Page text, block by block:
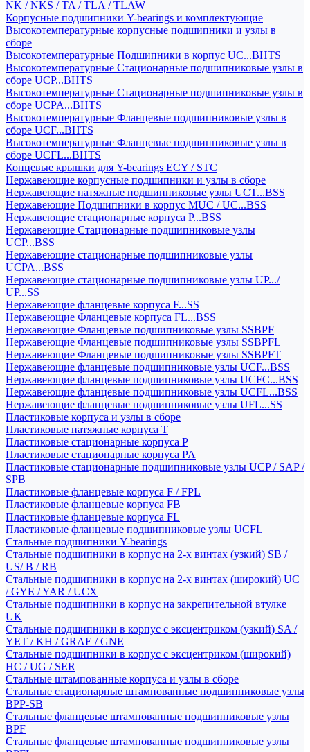
NK / NKS / TA / TLA / TLAW
Корпусные подшипники Y-bearings и комплектующие
Высокотемпературные корпусные подшипники и узлы в
сборе
Высокотемпературные Подшипники в корпус UC...BHTS
Высокотемпературные Стационарные подшипниковые узлы в
сборе UCP...BHTS
Высокотемпературные Стационарные подшипниковые узлы в
сборе UCPA...BHTS
Высокотемпературные Фланцевые подшипниковые узлы в
сборе UCF...BHTS
Высокотемпературные Фланцевые подшипниковые узлы в
сборе UCFL...BHTS
Концевые крышки для Y-bearings ECY / STC
Нержавеющие корпусные подшипники и узлы в сборе
Нержавеющие натяжные подшипниковые узлы UCT...BSS
Нержавеющие Подшипники в корпус MUC / UC...BSS
Нержавеющие стационарные корпуса P...BSS
Нержавеющие Стационарные подшипниковые узлы
UCP...BSS
Нержавеющие стационарные подшипниковые узлы
UCPA...BSS
Нержавеющие стационарные подшипниковые узлы UP.../
UP...SS
Нержавеющие фланцевые корпуса F...SS
Нержавеющие Фланцевые корпуса FL...BSS
Нержавеющие Фланцевые подшипниковые узлы SSBPF
Нержавеющие Фланцевые подшипниковые узлы SSBPFL
Нержавеющие Фланцевые подшипниковые узлы SSBPFT
Нержавеющие фланцевые подшипниковые узлы UCF...BSS
Нержавеющие фланцевые подшипниковые узлы UCFC...BSS
Нержавеющие фланцевые подшипниковые узлы UCFL...BSS
Нержавеющие фланцевые подшипниковые узлы UFL...SS
Пластиковые корпуса и узлы в сборе
Пластиковые натяжные корпуса T
Пластиковые стационарные корпуса P
Пластиковые стационарные корпуса PA
Пластиковые стационарные подшипниковые узлы UCP / SAP /
SPB
Пластиковые фланцевые корпуса F / FPL
Пластиковые фланцевые корпуса FB
Пластиковые фланцевые корпуса FL
Пластиковые фланцевые подшипниковые узлы UCFL
Стальные подшипники Y-bearings
Стальные подшипники в корпус на 2-х винтах (узкий) SB /
US/ B / RB
Стальные подшипники в корпус на 2-х винтах (широкий) UC
/ GYE / YAR / UCX
Стальные подшипники в корпус на закрепительной втулке
UK
Стальные подшипники в корпус с эксцентриком (узкий) SA /
YET / KH / GRAE / GNE
Стальные подшипники в корпус с эксцентриком (широкий)
HC / UG / SER
Стальные штампованные корпуса и узлы в сборе
Стальные стационарные штампованные подшипниковые узлы
BPP-SB
Стальные фланцевые штампованные подшипниковые узлы
BPF
Стальные фланцевые штампованные подшипниковые узлы